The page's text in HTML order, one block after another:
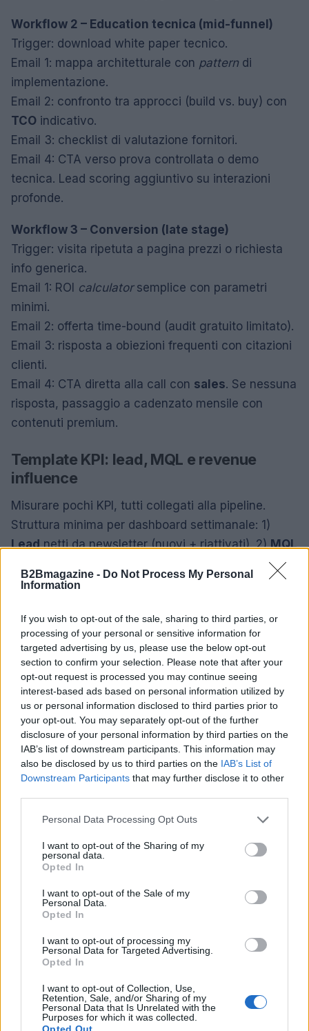
B2Bmagazine - Do Not Process My Personal
Information
If you wish to opt-out of the sale, sharing to third parties, or
processing of your personal or sensitive information for
targeted advertising by us, please use the below opt-out
section to confirm your selection. Please note that after your
opt-out request is processed you may continue seeing
interest-based ads based on personal information utilized by
us or personal information disclosed to third parties prior to
your opt-out. You may separately opt-out of the further
disclosure of your personal information by third parties on the
IAB’s list of downstream participants. This information may
also be disclosed by us to third parties on the IAB’s List of
Downstream Participants that may further disclose it to other
Please note that this website/app uses one or more Google
not limited to your visit or usage behaviour. You may click to
grant or deny consent to Google and its third-party tags to
use your data for below specified purposes in below Google
consent section.
Personal Data Processing Opt Outs
I want to opt-out of the Sharing of my
personal data.
Opted In
I want to opt-out of the Sale of my
Personal Data.
Opted In
I want to opt-out of processing my
Personal Data for Targeted Advertising.
Opted In
I want to opt-out of Collection, Use,
Retention, Sale, and/or Sharing of my
Personal Data that Is Unrelated with the
Purposes for which it was collected.
Opted Out
Workflow 2 – Education tecnica (mid-funnel)
Trigger: download white paper tecnico.
Email 1: mappa architetturale con pattern di
implementazione.
Email 2: confronto tra approcci (build vs. buy) con
TCO indicativo.
Email 3: checklist di valutazione fornitori.
Email 4: CTA verso prova controllata o demo
tecnica. Lead scoring aggiuntivo su interazioni
profonde.
Workflow 3 – Conversion (late stage)
Trigger: visita ripetuta a pagina prezzi o richiesta
info generica.
Email 1: ROI calculatorsemplice con parametri
minimi.
Email 2: offerta time-bound (audit gratuito limitato).
Email 3: risposta a obiezioni frequenti con citazioni
clienti.
Email 4: CTA diretta alla call con sales. Se nessuna
risposta, passaggio a cadenzato mensile con
contenuti premium.
Template KPI: lead, MQL e revenue
influence
Misurare pochi KPI, tutti collegati alla pipeline.
Struttura minima per dashboard settimanale: 1)
Leadnetti da newsletter (nuovi + riattivati). 2)MQL
generati (regola esplicita: ruolo idoneo + soglia
punti). 3) Opportunità create attribuite (prima
valore delle trattative in cui la newsletter è stata
toccopoint. 5) Tempo medio da iscrizione a MQL. A
livello di email: open rate, CTR unico, reply rate,
conversione a CTA, unengagement score
composito.
Esempio di scheda KPI per campagna “Education
tecnica – Qx”: Obiettivo: 50 MQL. Dati: 2.400 invii,
46% open, 11% CTR unico, 3,2% conversione
subject e CTA a standard; iterare contenuti con
maggiore profondità tecnica. Tutti i KPI sono
tracciati con UTM coerenti e sincronizzati al
Allineamento sales-marketing e
governance del dato
Il funnel email funziona quando la definizione di
soglie di passaggio e tempi di presa in carico
sono co-decisi con il team commerciale. Service
level agreement essenziale: presa in carico entro